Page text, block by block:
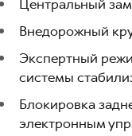
Центральный
Внедорожный
Экспертный
системы
Блокировка
электронным